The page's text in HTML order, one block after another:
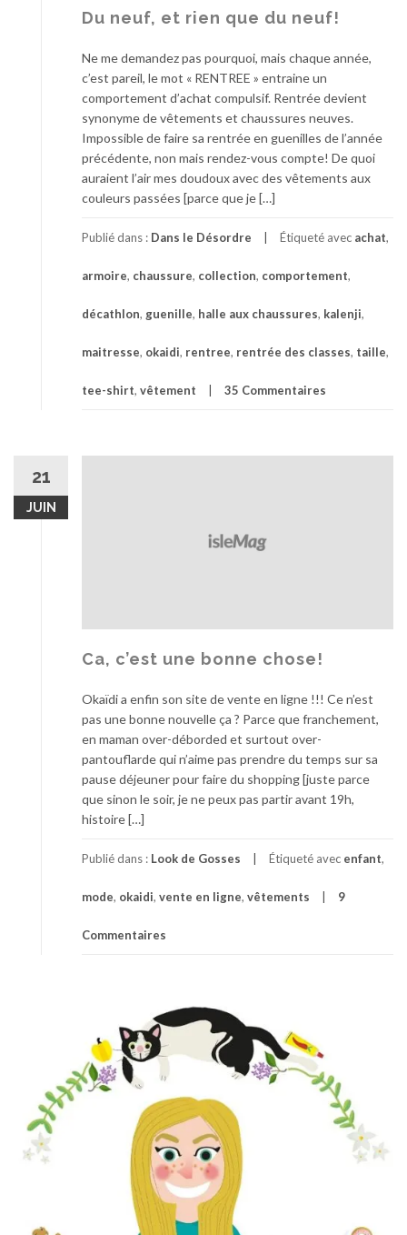
Du neuf, et rien que du neuf!
Ne me demandez pas pourquoi, mais chaque année,
c’est pareil, le mot « RENTREE » entraine un
comportement d’achat compulsif. Rentrée devient
synonyme de vêtements et chaussures neuves.
Impossible de faire sa rentrée en guenilles de l’année
précédente, non mais rendez-vous compte! De quoi
auraient l’air mes doudoux avec des vêtements aux
couleurs passées [parce que je […]
Publié dans : Dans le Désordre Étiqueté avec achat,
armoire, chaussure, collection, comportement,
décathlon, guenille, halle aux chaussures, kalenji,
maitresse, okaidi, rentree, rentrée des classes, taille,
tee-shirt, vêtement 35 Commentaires
21
JUIN
Ca, c’est une bonne chose!
Okaïdi a enfin son site de vente en ligne !!! Ce n’est
pas une bonne nouvelle ça ? Parce que franchement,
en maman over-déborded et surtout over-
pantouflarde qui n’aime pas prendre du temps sur sa
pause déjeuner pour faire du shopping [juste parce
que sinon le soir, je ne peux pas partir avant 19h,
histoire […]
Publié dans : Look de Gosses Étiqueté avec enfant,
mode, okaidi, vente en ligne, vêtements 9
Commentaires